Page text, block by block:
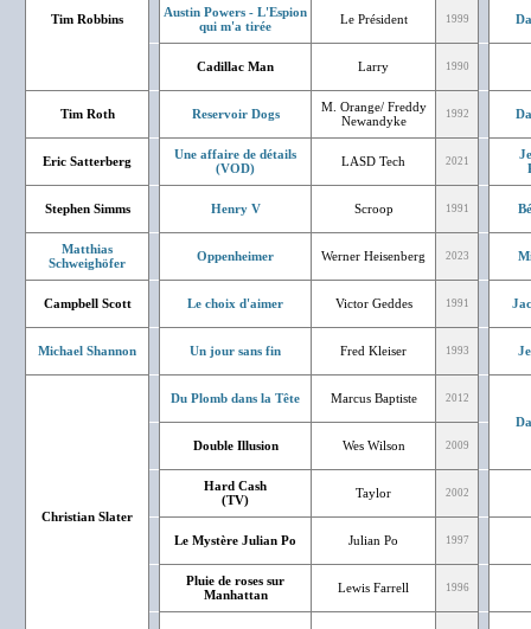
Tim Robbins
Austin Powers - L'Espion
qui m'a tirée
Le Président 1999
Cadillac Man Larry 1990
Tim Roth Reservoir Dogs
M. Orange/ Freddy
Newandyke
1992
Eric Satterberg
Une affaire de détails
(VOD)
LASD Tech 2021
Stephen Simms Henry V Scroop 1991
Matthias
Schweighöfer
Oppenheimer Werner Heisenberg 2023
Campbell Scott Le choix d'aimer Victor Geddes 1991
Michael Shannon Un jour sans fin Fred Kleiser 1993
Christian Slater
Du Plomb dans la Tête Marcus Baptiste 2012
Double Illusion
Wes Wilson 2009
Hard Cash
(TV)
Taylor 2002
Le Mystère Julian Po Julian Po 1997
Pluie de roses sur
Manhattan
Lewis Farrell 1996